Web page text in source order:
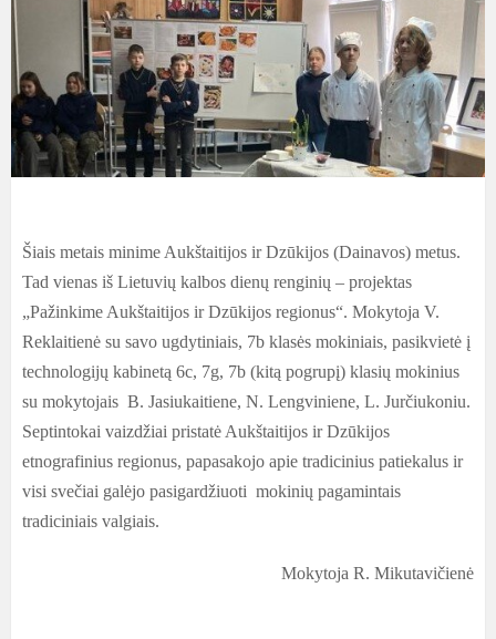
Šiais metais minime Aukštaitijos ir Dzūkijos (Dainavos) metus.
Tad vienas iš Lietuvių kalbos dienų renginių – projektas
„Pažinkime Aukštaitijos ir Dzūkijos regionus“. Mokytoja V.
Reklaitienė su savo ugdytiniais, 7b klasės mokiniais, pasikvietė į
technologijų kabinetą 6c, 7g, 7b (kitą pogrupį) klasių mokinius
su mokytojais B. Jasiukaitiene, N. Lengviniene, L. Jurčiukoniu.
Septintokai vaizdžiai pristatė Aukštaitijos ir Dzūkijos
etnografinius regionus, papasakojo apie tradicinius patiekalus ir
visi svečiai galėjo pasigardžiuoti mokinių pagamintais
tradiciniais valgiais.
Mokytoja R. Mikutavičienė